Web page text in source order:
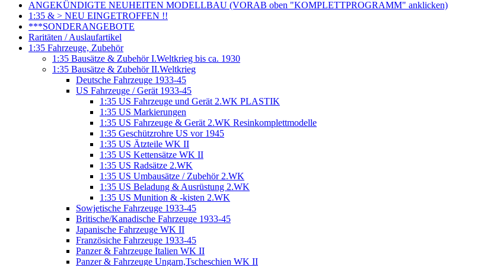
ANGEKÜNDIGTE NEUHEITEN MODELLBAU (VORAB oben "KOMPLETTPROGRAMM" anklicken)
1:35 & > NEU EINGETROFFEN !!
***SONDERANGEBOTE
Raritäten / Auslaufartikel
1:35 Fahrzeuge, Zubehör
1:35 Bausätze & Zubehör I.Weltkrieg bis ca. 1930
1:35 Bausätze & Zubehör II.Weltkrieg
Deutsche Fahrzeuge 1933-45
US Fahrzeuge / Gerät 1933-45
1:35 US Fahrzeuge und Gerät 2.WK PLASTIK
1:35 US Markierungen
1:35 US Fahrzeuge & Gerät 2.WK Resinkomplettmodelle
1:35 Geschützrohre US vor 1945
1:35 US Ätzteile WK II
1:35 US Kettensätze WK II
1:35 US Radsätze 2.WK
1:35 US Umbausätze / Zubehör 2.WK
1:35 US Beladung & Ausrüstung 2.WK
1:35 US Munition & -kisten 2.WK
Sowjetische Fahrzeuge 1933-45
Britische/Kanadische Fahrzeuge 1933-45
Japanische Fahrzeuge WK II
Französiche Fahrzeuge 1933-45
Panzer & Fahrzeuge Italien WK II
Panzer & Fahrzeuge Ungarn,Tscheschien WK II